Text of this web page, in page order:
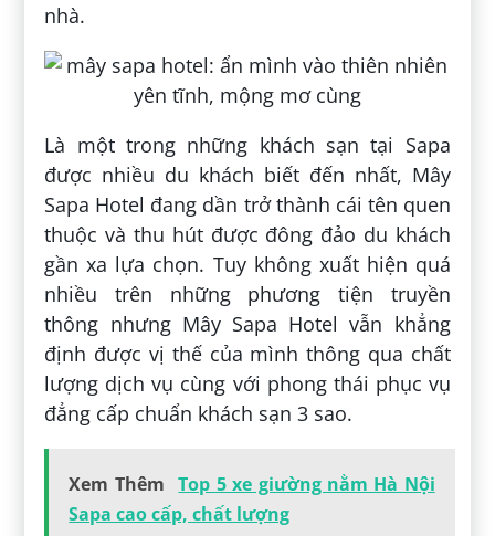
nhà.
Là một trong những khách sạn tại Sapa
được nhiều du khách biết đến nhất, Mây
Sapa Hotel đang dần trở thành cái tên quen
thuộc và thu hút được đông đảo du khách
gần xa lựa chọn. Tuy không xuất hiện quá
nhiều trên những phương tiện truyền
thông nhưng Mây Sapa Hotel vẫn khẳng
định được vị thế của mình thông qua chất
lượng dịch vụ cùng với phong thái phục vụ
đẳng cấp chuẩn khách sạn 3 sao.
Xem Thêm
Top 5 xe giường nằm Hà Nội
Sapa cao cấp, chất lượng